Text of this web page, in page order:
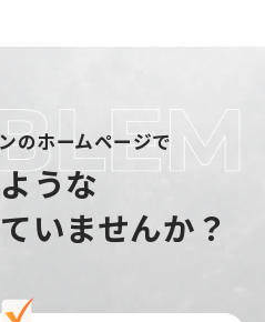
のホームページで
うな
いませんか？